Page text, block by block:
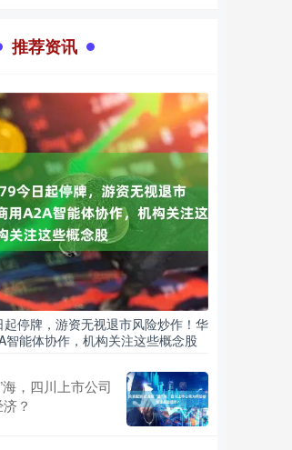
推荐资讯
停牌，游资无视退市风险炒作！华
智能体协作，机构关注这些概念股
，四川上市公司
？